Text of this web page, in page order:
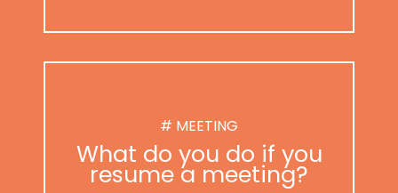
# MEETING
What do you do if you
resume a meeting?